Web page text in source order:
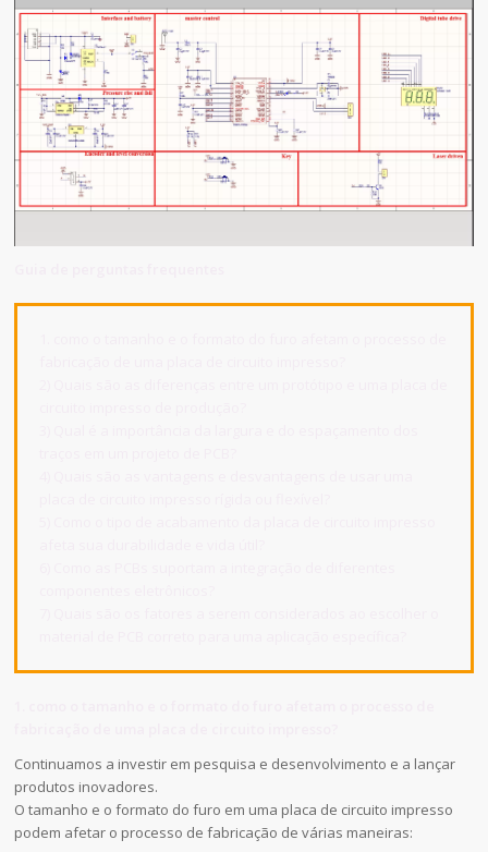
Continuamos a investir em pesquisa e desenvolvimento e a lançar
produtos inovadores.
O tamanho e o formato do furo em uma placa de circuito impresso
podem afetar o processo de fabricação de várias maneiras: